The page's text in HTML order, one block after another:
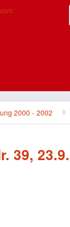
2000 - 2002
39,